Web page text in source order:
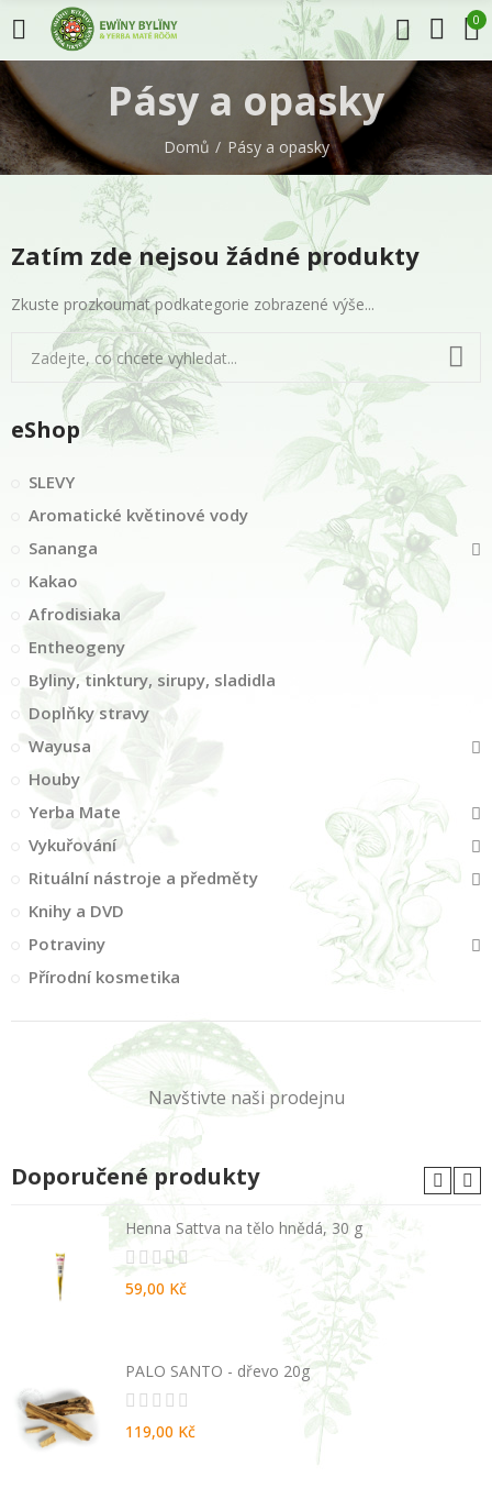
0
Pásy a opasky
Domů Pásy a opasky
Zatím zde nejsou žádné produkty
Zkuste prozkoumat podkategorie zobrazené výše...
eShop
SLEVY
Aromatické květinové vody
Sananga
Kakao
Afrodisiaka
Entheogeny
Byliny, tinktury, sirupy, sladidla
Doplňky stravy
Wayusa
Houby
Yerba Mate
Vykuřování
Rituální nástroje a předměty
Knihy a DVD
Potraviny
Přírodní kosmetika
Navštivte naši prodejnu
Doporučené produkty
Henna Sattva na tělo hnědá, 30 g
59,00 Kč
PALO SANTO - dřevo 20g
119,00 Kč